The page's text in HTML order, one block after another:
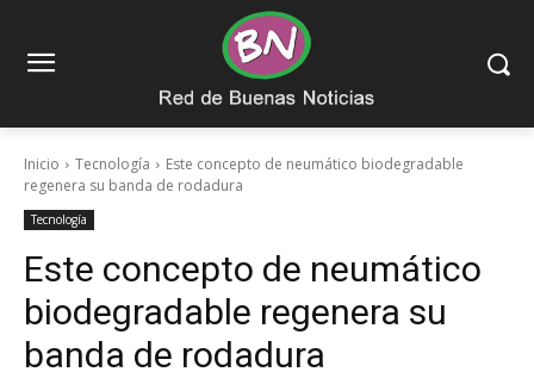
Inicio Tecnología
Este concepto de neumático biodegradable
regenera su banda de rodadura
Tecnología
Este concepto de neumático
biodegradable regenera su
banda de rodadura